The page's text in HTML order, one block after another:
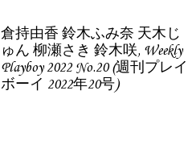
倉持由香 鈴木ふみ奈 天木じ
ゅん 柳瀬さき 鈴木咲, Weekly
Playboy 2022 No.20 (週刊プレイ
ボーイ 2022年20号)